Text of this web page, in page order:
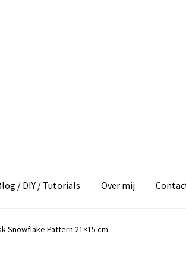
/ DIY / Tutorials Over mij
Snowflake Pattern 21×15 cm